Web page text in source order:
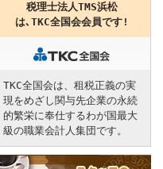
税理士法人TMS浜松
は､ TKC全国会会員です!
TKC全国会は、租税正義の実
現をめざし関与先企業の永続
的繁栄に奉仕するわが国最大
級の職業会計人集団です。